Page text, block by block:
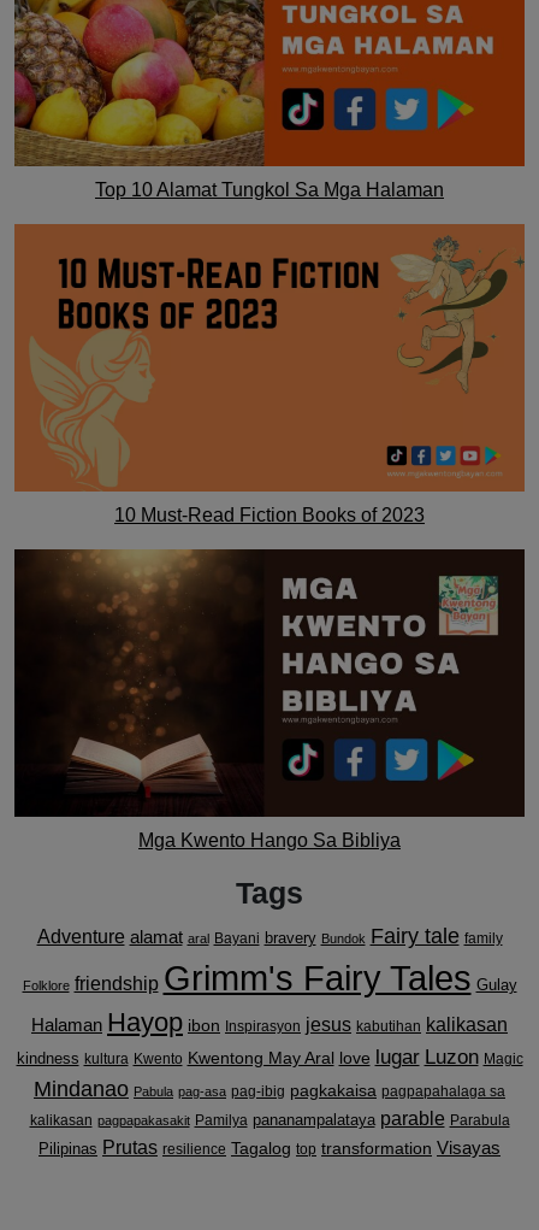
Top 10 Alamat Tungkol Sa Mga Halaman
10 Must-Read Fiction Books of 2023
Mga Kwento Hango Sa Bibliya
Tags
Adventure alamat aral Bayani bravery Bundok Fairy tale family
Folklore friendship Grimm's Fairy Tales Gulay
Halaman Hayop ibon Inspirasyon jesus kabutihan kalikasan
kindness kultura Kwento Kwentong May Aral love lugar Luzon Magic
Mindanao Pabula pag-asa pag-ibig pagkakaisa pagpapahalaga sa
kalikasan pagpapakasakit Pamilya pananampalataya parable Parabula
Pilipinas Prutas resilience Tagalog top transformation Visayas